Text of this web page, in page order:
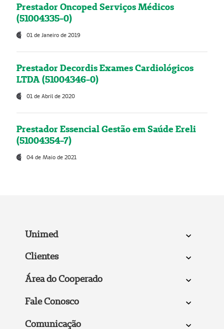
Prestador Oncoped Serviços Médicos
(51004335-0)
01 de Janeiro de 2019
Prestador Decordis Exames Cardiológicos
LTDA (51004346-0)
01 de Abril de 2020
Prestador Essencial Gestão em Saúde Ereli
(51004354-7)
04 de Maio de 2021
Unimed
Clientes
Área do Cooperado
Fale Conosco
Comunicação